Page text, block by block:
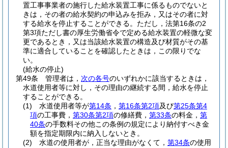
置工事事業者の施行した給水装置工事に係るものでないと
きは，その者の給水契約の申込みを拒み，又はその者に対
する給水を停止することができる。 ただし，法第16条の2
第3項ただし書の厚生労働省令で定める給水装置の軽微な変
更であるとき，又は当該給水装置の構造及び材質がその基
準に適合していることを確認したときは，この限りでな
い。
(給水の停止)
第49条
管理者は， 次の各号のいずれかに該当するときは，
水道使用者等に対し，その理由の継続する間，給水を停止
することができる。
(1)
水道使用者等が第14条 ， 第16条第2項及び第25条第4
項の工事費， 第30条第2項の修繕費， 第33条の料金， 第
40条の手数料その他この条例の規定により納付すべき金
額を指定期限内に納入しないとき。
(2)
水道の使用者が，正当な理由がなくて， 第34条の使用